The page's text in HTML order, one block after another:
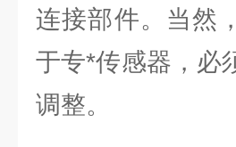
连接部件。当然
于专*传感器，必
调整。